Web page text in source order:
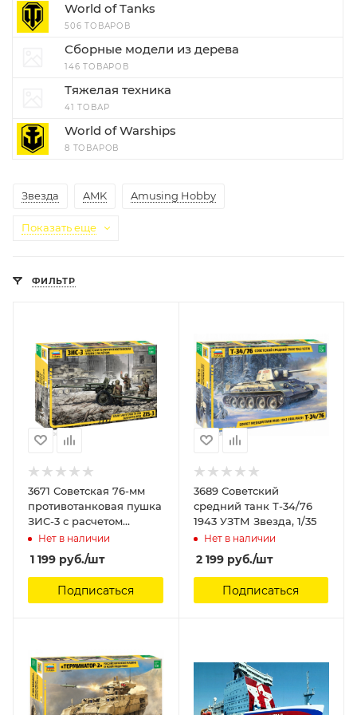
World of Tanks
506 ТОВАРОВ
Сборные модели из дерева
146 ТОВАРОВ
Тяжелая техника
41 ТОВАР
World of Warships
8 ТОВАРОВ
Звезда AMK Amusing Hobby
Показать еще
ФИЛЬТР
3671 Советская 76-мм
противотанковая пушка
ЗИС-3 с расчетом
Звезда
Нет в наличии
1 199 руб./шт
Подписаться
3689 Советский
средний танк Т-34/76
1943 УЗТМ Звезда, 1/35
Нет в наличии
2 199руб./шт
Подписаться